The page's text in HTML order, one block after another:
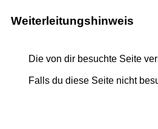
Weiterleitungshinweis
Die von dir besuchte Seite
Falls du diese Seite nicht